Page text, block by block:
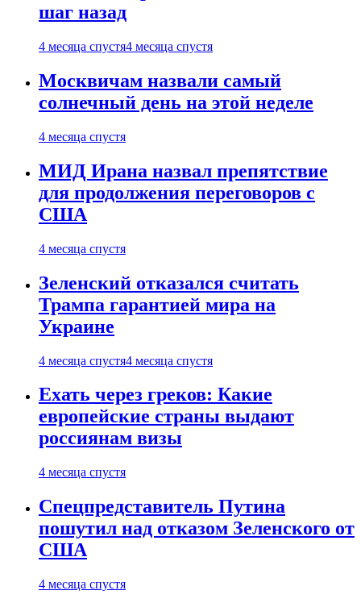
шаг назад
4 месяца спустя4 месяца спустя
Москвичам назвали самый
солнечный день на этой неделе
4 месяца спустя
МИД Ирана назвал препятствие
для продолжения переговоров с
США
4 месяца спустя
Зеленский отказался считать
Трампа гарантией мира на
Украине
4 месяца спустя4 месяца спустя
Ехать через греков: Какие
европейские страны выдают
россиянам визы
4 месяца спустя
Спецпредставитель Путина
пошутил над отказом Зеленского от
США
4 месяца спустя